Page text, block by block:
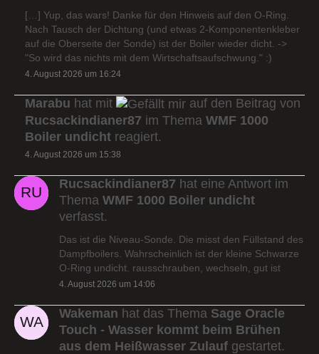
[…] Yup, das wars! Danke für den Hinweis auf den O-Ring.
Nach Tausch der Dichtung (und etwas 2-Komponentenkleber
auf die Oberseite der Sonde) ist der Boiler wieder dicht. ->
"So wird das nichts mit dem Wirtschaftsaufschwung." :)
4. August 2026 um 16:24
Marabu hat mit
auf den Beitrag von
Rucsackindianer87 im Thema WMF 1000
Boiler undicht reagiert.
4. August 2026 um 15:38
Rucsackindianer87 hat eine Antwort im
Thema WMF 1000 Boiler undicht
verfasst.
Das ist die Niveau-Sonde. Die misst den Füllstand des
Dampfboilers. Wahrscheinlich ist der kleine Schwarze
O-Ring undicht. rausschrauben, wechseln, gut ist
4. August 2026 um 14:06
Wakeman hat das Thema Sage Oracle
Touch - Wasser kommt beim Brühen
aus dem Heißwasser Zulauf gestartet.